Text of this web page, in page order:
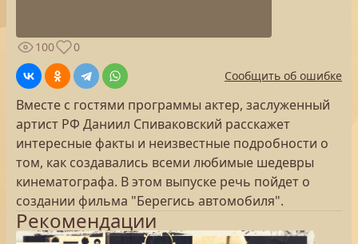
100
0
Сообщить об ошибке
Вместе с гостями программы актер, заслуженный
артист РФ Даниил Спиваковский расскажет
интересные факты и неизвестные подробности о
том, как создавались всеми любимые шедевры
кинематографа. В этом выпуске речь пойдет о
создании фильма "Берегись автомобиля".
Рекомендации